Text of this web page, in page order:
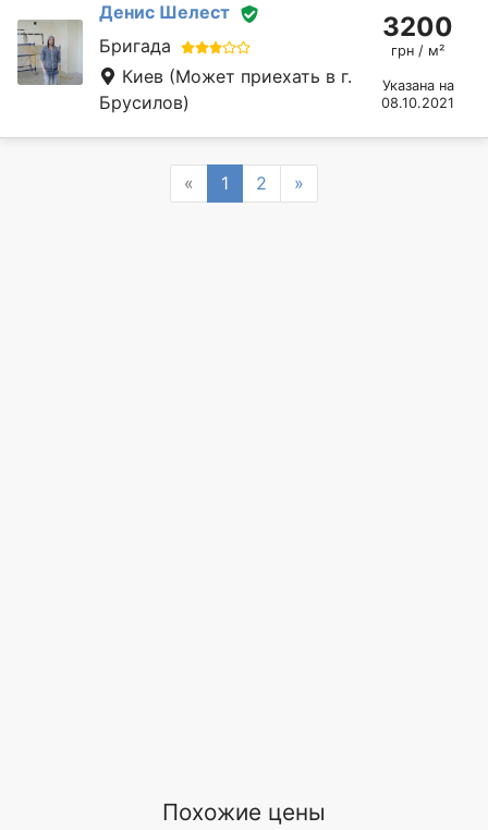
Денис Шелест
Бригада
Киев (Может приехать в г.
Брусилов)
3200
грн / м²
Указана на
08.10.2021
« Previous
1 2 »
Похожие цены